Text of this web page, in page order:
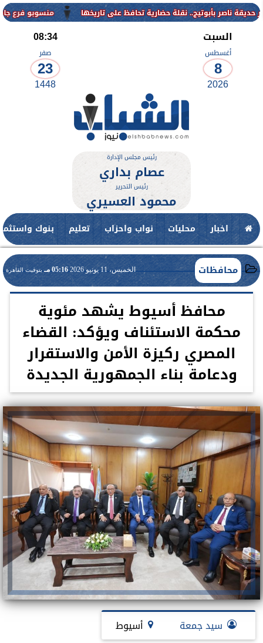
منسوبو فرع جامعة الأزهر للوجه القبلي
السبت
أغسطس
8
2026
08:34
صفر
23
1448
رئيس مجلس الإدارة
عصام بداري
رئيس التحرير
محمود العسيري
اخبار محليات نواب واحزاب تعليم بنوك
محافظات الخميس، 11 يونيو 2026 05:16 مـ بتوقيت القاهرة
محافظ أسيوط يشهد مئوية
محكمة الاستئناف ويؤكد: القضاء
المصري ركيزة الأمن والاستقرار
ودعامة بناء الجمهورية الجديدة
سيد جمعة أسيوط